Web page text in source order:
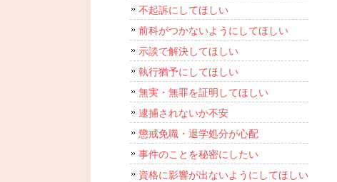
不起訴にしてほしい
前科がつかないようにしてほしい
示談で解決してほしい
執行猶予にしてほしい
無実・無罪を証明してほしい
逮捕されないか不安
懲戒免職・退学処分が心配
事件のことを秘密にしたい
資格に影響が出ないようにしてほしい